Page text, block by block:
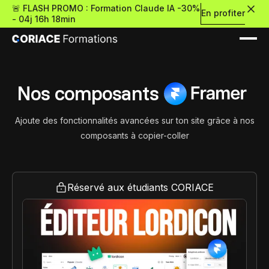
🚨 FLASH PROMO : Formation Claude IA -30%
- 04j 16h 18min
En profiter
Retour
Ressources Premium
Formations
Pour découvrir le no-
Retour À propos
Nos composants Framer
Ajoute des fonctionnalités avancées sur ton site grâce à nos
composants à copier-coller
Réservé aux étudiants CORIACE